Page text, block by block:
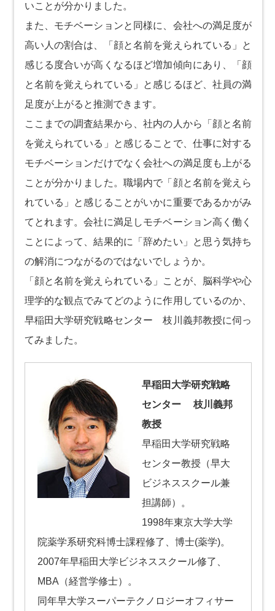
いことが分かりました。
また、モチベーションと同様に、会社への満足度が
高い人の割合は、「顔と名前を覚えられている」と
感じる度合いが高くなるほど増加傾向にあり、「顔
と名前を覚えられている」と感じるほど、社員の満
足度が上がると推測できます。
ここまでの調査結果から、社内の人から「顔と名前
を覚えられている」と感じることで、仕事に対する
モチベーションだけでなく会社への満足度も上がる
ことが分かりました。職場内で「顔と名前を覚えら
れている」と感じることがいかに重要であるかがみ
てとれます。会社に満足しモチベーション高く働く
ことによって、結果的に「辞めたい」と思う気持ち
の解消につながるのではないでしょうか。
「顔と名前を覚えられている」ことが、脳科学や心
理学的な観点でみてどのように作用しているのか、
早稲田大学研究戦略センター 枝川義邦教授に伺っ
てみました。
早稲田大学研究戦略
センター 枝川義邦
教授
早稲田大学研究戦略
センター教授（早大
ビジネススクール兼
担講師）。
1998年東京大学大学
院薬学系研究科博士課程修了、博士(薬学)。
2007年早稲田大学ビジネススクール修了、
MBA（経営学修士）。
同年早大学スーパーテクノロジーオフィサー